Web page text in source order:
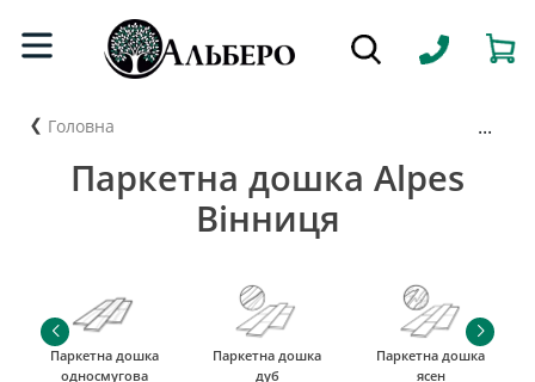
Головна ...
Паркетна дошка Alpes
Вінниця
Паркетна дошка
односмугова
Паркетна дошка
дуб
Паркетна дошка
ясен